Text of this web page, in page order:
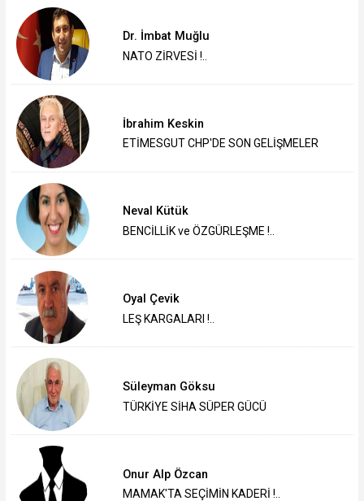
Dr. İmbat Muğlu
NATO ZİRVESİ !..
İbrahim Keskin
ETİMESGUT CHP'DE SON GELİŞMELER
Neval Kütük
BENCİLLİK ve ÖZGÜRLEŞME !..
Oyal Çevik
LEŞ KARGALARI !..
Süleyman Göksu
TÜRKİYE SİHA SÜPER GÜCÜ
Onur Alp Özcan
MAMAK'TA SEÇİMİN KADERİ !..